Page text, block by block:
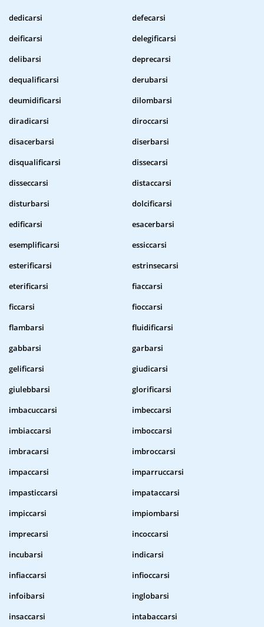
dedicarsi
defecarsi
deificarsi
delegificarsi
delibarsi
deprecarsi
dequalificarsi
derubarsi
deumidificarsi
dilombarsi
diradicarsi
diroccarsi
disacerbarsi
diserbarsi
disqualificarsi
dissecarsi
disseccarsi
distaccarsi
disturbarsi
dolcificarsi
edificarsi
esacerbarsi
esemplificarsi
essiccarsi
esterificarsi
estrinsecarsi
eterificarsi
fiaccarsi
ficcarsi
fioccarsi
flambarsi
fluidificarsi
gabbarsi
garbarsi
gelificarsi
giudicarsi
giulebbarsi
glorificarsi
imbacuccarsi
imbeccarsi
imbiaccarsi
imboccarsi
imbracarsi
imbroccarsi
impaccarsi
imparruccarsi
impasticcarsi
impataccarsi
impiccarsi
impiombarsi
imprecarsi
incoccarsi
incubarsi
indicarsi
infiaccarsi
infioccarsi
infoibarsi
inglobarsi
insaccarsi
intabaccarsi